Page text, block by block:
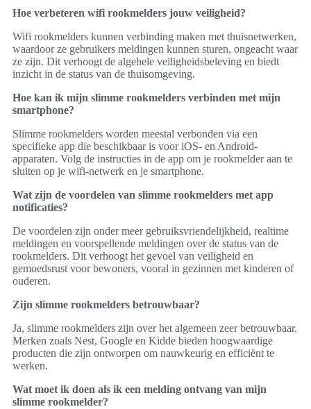
Hoe verbeteren wifi rookmelders jouw veiligheid?
Wifi rookmelders kunnen verbinding maken met thuisnetwerken,
waardoor ze gebruikers meldingen kunnen sturen, ongeacht waar
ze zijn. Dit verhoogt de algehele veiligheidsbeleving en biedt
inzicht in de status van de thuisomgeving.
Hoe kan ik mijn slimme rookmelders verbinden met mijn
smartphone?
Slimme rookmelders worden meestal verbonden via een
specifieke app die beschikbaar is voor iOS- en Android-
apparaten. Volg de instructies in de app om je rookmelder aan te
sluiten op je wifi-netwerk en je smartphone.
Wat zijn de voordelen van slimme rookmelders met app
notificaties?
De voordelen zijn onder meer gebruiksvriendelijkheid, realtime
meldingen en voorspellende meldingen over de status van de
rookmelders. Dit verhoogt het gevoel van veiligheid en
gemoedsrust voor bewoners, vooral in gezinnen met kinderen of
ouderen.
Zijn slimme rookmelders betrouwbaar?
Ja, slimme rookmelders zijn over het algemeen zeer betrouwbaar.
Merken zoals Nest, Google en Kidde bieden hoogwaardige
producten die zijn ontworpen om nauwkeurig en efficiënt te
werken.
Wat moet ik doen als ik een melding ontvang van mijn
slimme rookmelder?